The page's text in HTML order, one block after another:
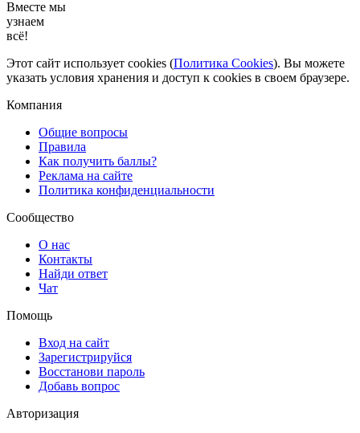
Вместе мы
узнаем
всё!
Этот сайт использует cookies (Политика Cookies). Вы можете
указать условия хранения и доступ к cookies в своем браузере.
Компания
Общие вопросы
Правила
Как получить баллы?
Реклама на сайте
Политика конфиденциальности
Сообщество
О нас
Контакты
Найди ответ
Чат
Помощь
Вход на сайт
Зарегистрируйся
Восстанови пароль
Добавь вопрос
Авторизация